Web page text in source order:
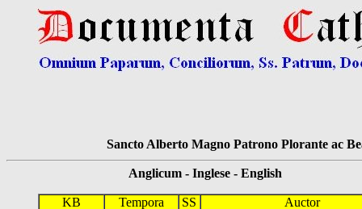
Sancto Alberto Magno Patrono Plorante ac
Anglicum - Inglese - English
KB Tempora SS Auctor